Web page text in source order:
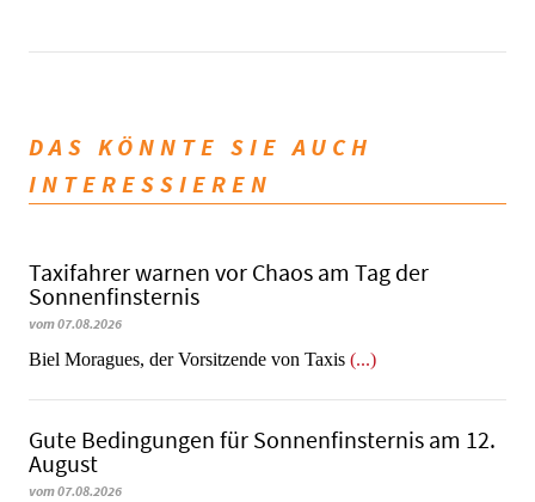
DAS KÖNNTE SIE AUCH
INTERESSIEREN
Taxifahrer warnen vor Chaos am Tag der
Sonnenfinsternis
vom 07.08.2026
​​​​​​​Biel Moragues, der Vorsitzende von Taxis (...)
Gute Bedingungen für Sonnenfinsternis am 12.
August
vom 07.08.2026